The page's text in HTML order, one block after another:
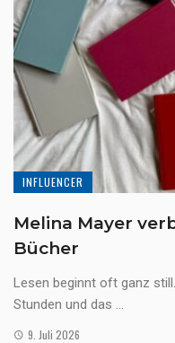
INFLUENCER
Melina Mayer
Bücher
Lesen beginnt oft ganz
Stunden und das ...
9. Juli 2026